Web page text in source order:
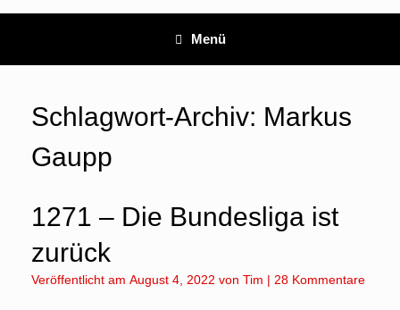
Menü
Schlagwort-Archiv: Markus
Gaupp
1271 – Die Bundesliga ist
zurück
Veröffentlicht am August 4, 2022 von Tim | 28 Kommentare